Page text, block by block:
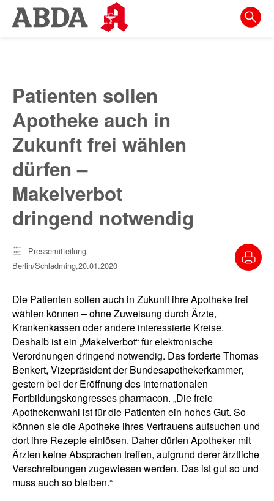
Springe
direkt
zur
Meta-
Navigation
Inhalt
zur
Suche
Patienten sollen
Apotheke auch in
Zukunft frei wählen
dürfen –
Makelverbot
dringend notwendig
Pressemitteilung
Berlin/Schladming,20.01.2020
Die Patienten sollen auch in Zukunft ihre Apotheke frei
wählen können – ohne Zuweisung durch Ärzte,
Krankenkassen oder andere interessierte Kreise.
Deshalb ist ein „Makelverbot“ für elektronische
Verordnungen dringend notwendig. Das forderte Thomas
Benkert, Vizepräsident der Bundesapothekerkammer,
gestern bei der Eröffnung des internationalen
Fortbildungskongresses pharmacon. „Die freie
Apothekenwahl ist für die Patienten ein hohes Gut. So
können sie die Apotheke ihres Vertrauens aufsuchen und
dort ihre Rezepte einlösen. Daher dürfen Apotheker mit
Ärzten keine Absprachen treffen, aufgrund derer ärztliche
Verschreibungen zugewiesen werden. Das ist gut so und
muss auch so bleiben.“